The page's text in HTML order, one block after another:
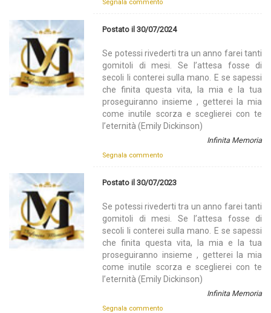
Segnala commento
Postato il 30/07/2024
Se potessi rivederti tra un anno farei tanti
gomitoli di mesi. Se l’attesa fosse di
secoli li conterei sulla mano. E se sapessi
che finita questa vita, la mia e la tua
proseguiranno insieme , getterei la mia
come inutile scorza e sceglierei con te
l’eternità (Emily Dickinson)
Infinita Memoria
Segnala commento
Postato il 30/07/2023
Se potessi rivederti tra un anno farei tanti
gomitoli di mesi. Se l’attesa fosse di
secoli li conterei sulla mano. E se sapessi
che finita questa vita, la mia e la tua
proseguiranno insieme , getterei la mia
come inutile scorza e sceglierei con te
l’eternità (Emily Dickinson)
Infinita Memoria
Segnala commento